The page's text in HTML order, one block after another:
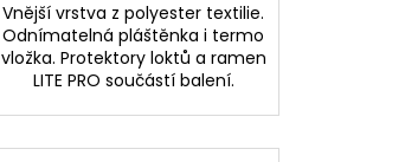
Vnější vrstva z polyester textilie.
Odnímatelná pláštěnka i termo
vložka. Protektory loktů a ramen
LITE PRO součástí balení.